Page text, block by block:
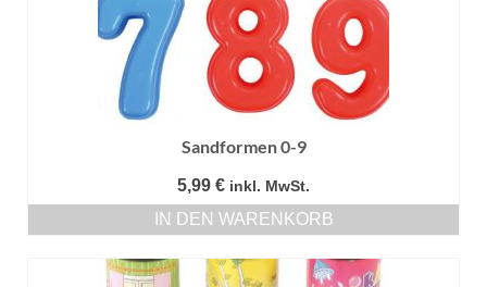
Sandformen 0-9
5,99 € inkl. MwSt.
IN DEN WARENKORB